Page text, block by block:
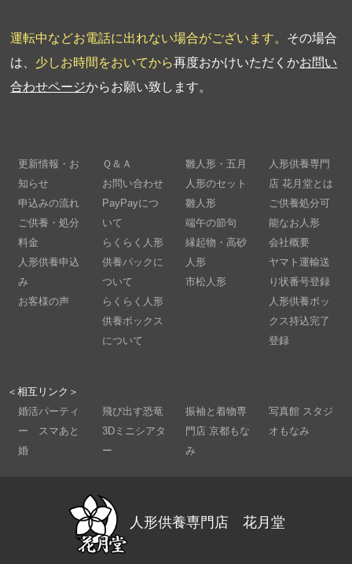
運転中などお電話に出れない場合がございます。 その場合
は、 少しお時間をおいてから再度おかけいただくかお問い
合わせページからお願い致します。
更新情報・お
知らせ
申込みの流れ
ご供養・処分
料金
人形供養申込
み
お客様の声
Ｑ＆Ａ
お問い合わせ
PayPayにつ
いて
らくらく人形
供養パックに
ついて
らくらく人形
供養ボックス
について
雛人形・五月
人形のセット
雛人形
端午の節句
縁起物・高砂
人形
市松人形
人形供養専門
店 花月堂とは
ご供養処分可
能なお人形
会社概要
ヤマト運輸送
り状番号登録
人形供養ボッ
クス持込完了
登録
＜相互リンク＞
婚活パーティ
ー スマあと
婚
飛び出す恐竜
3Dミニシアタ
ー
振袖と着物専
門店 京都もな
み
写真館 スタジ
オもなみ
人形供養専門店 花月堂